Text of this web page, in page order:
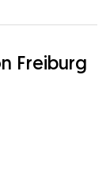
Freiburg